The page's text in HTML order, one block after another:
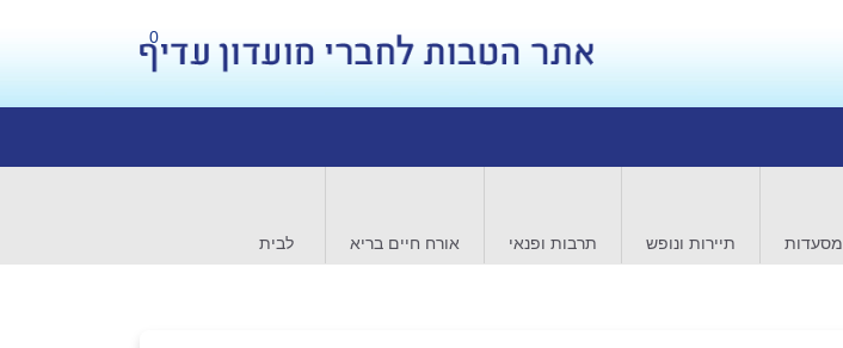
0
מסעדות תיירות ונופש תרבות ופנאי אורח חיים בריא לבית